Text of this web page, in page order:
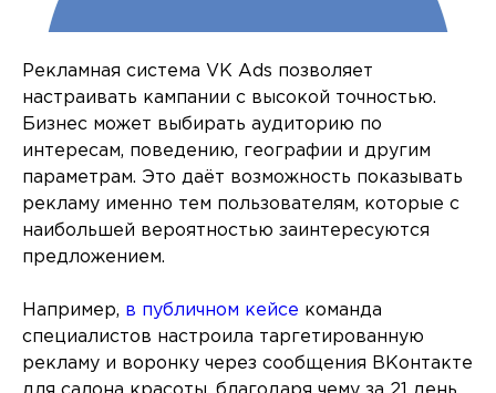
Рекламная система VK Ads позволяет
настраивать кампании с высокой точностью.
Бизнес может выбирать аудиторию по
интересам, поведению, географии и другим
параметрам. Это даёт возможность показывать
рекламу именно тем пользователям, которые с
наибольшей вероятностью заинтересуются
предложением.
Например, в публичном кейсе команда
специалистов настроила таргетированную
рекламу и воронку через сообщения ВКонтакте